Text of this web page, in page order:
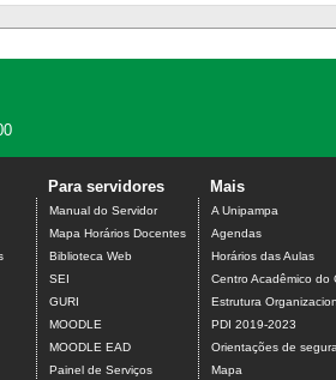
Para servidores
Manual do Servidor
Mapa Horários Docentes
Biblioteca Web
SEI
GURI
MOODLE
MOODLE EAD
Painel de Serviços
Mais
A Unipampa
Agendas
Horários das Aulas
Centro Acadêmico do
Estrutura
PDI 2019-2023
Orientações de
Mapa